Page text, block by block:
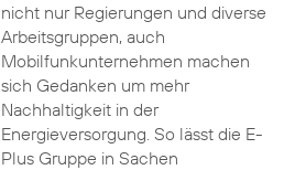
nicht nur Regierungen und diverse
Arbeitsgruppen, auch
Mobilfunkunternehmen machen
sich Gedanken um mehr
Nachhaltigkeit in der
Energieversorgung. So lässt die E-
Plus Gruppe in Sachen